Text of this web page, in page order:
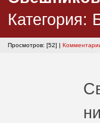
Категория:
Просмотров: [52] |